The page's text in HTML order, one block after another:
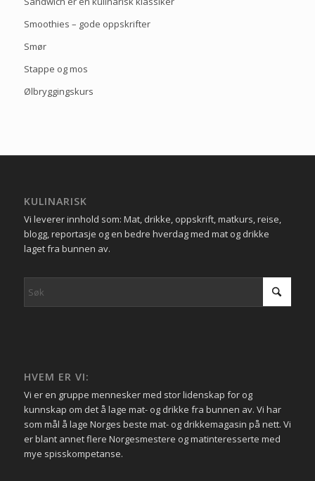
Smoothies – gode oppskrifter
Smør
Stappe og mos
Ølbryggingskurs
KULINARISK
Vi leverer innhold som: Mat, drikke, oppskrift, matkurs, reise,
blogg, reportasje og en bedre hverdag med mat og drikke
laget fra bunnen av.
HVEM ER VI:
Vi er en gruppe mennesker med stor lidenskap for og
kunnskap om det å lage mat- og drikke fra bunnen av. Vi har
som mål å lage Norges beste mat- og drikkemagasin på nett. Vi
er blant annet flere Norgesmestere og matinteresserte med
mye spisskompetanse.